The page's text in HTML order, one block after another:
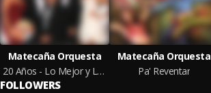
Matecaña Orquesta
20 Años - Lo Mejor y Lo Nuevo
Matecaña Orquesta
Pa' Reventar
FOLLOWERS